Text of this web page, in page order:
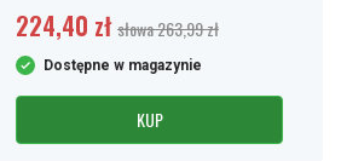
224,40 zł słowa 263,99 zł
Dostępne w magazynie
KUP